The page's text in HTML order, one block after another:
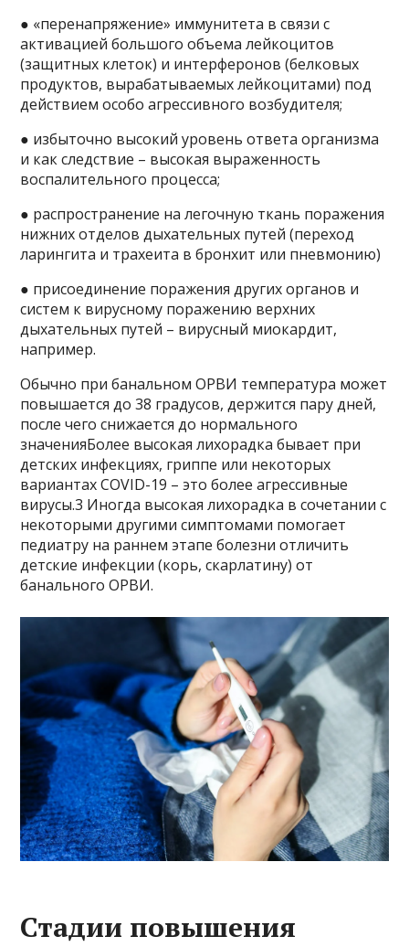
● «перенапряжение» иммунитета в связи с
активацией большого объема лейкоцитов
(защитных клеток) и интерферонов (белковых
продуктов, вырабатываемых лейкоцитами) под
действием особо агрессивного возбудителя;
● избыточно высокий уровень ответа организма
и как следствие – высокая выраженность
воспалительного процесса;
● распространение на легочную ткань поражения
нижних отделов дыхательных путей (переход
ларингита и трахеита в бронхит или пневмонию)
● присоединение поражения других органов и
систем к вирусному поражению верхних
дыхательных путей – вирусный миокардит,
например.
Обычно при банальном ОРВИ температура может
повышается до 38 градусов, держится пару дней,
после чего снижается до нормального
значенияБолее высокая лихорадка бывает при
детских инфекциях, гриппе или некоторых
вариантах COVID-19 – это более агрессивные
вирусы.3 Иногда высокая лихорадка в сочетании с
некоторыми другими симптомами помогает
педиатру на раннем этапе болезни отличить
детские инфекции (корь, скарлатину) от
банального ОРВИ.
Стадии повышения